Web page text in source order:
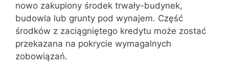
nowo zakupiony środek trwały-budynek,
budowla lub grunty pod wynajem. Część
środków z zaciągniętego kredytu może zostać
przekazana na pokrycie wymagalnych
zobowiązań.